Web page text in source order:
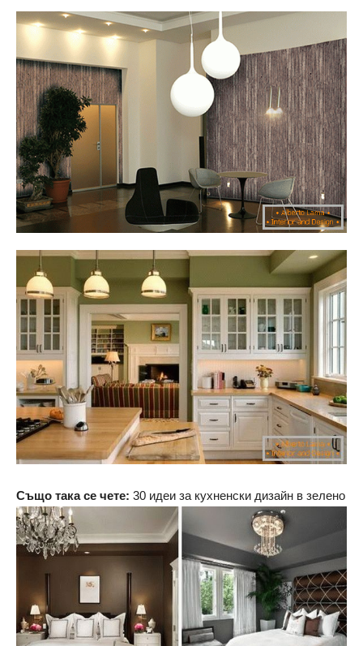
Също така се чете: 30 идеи за кухненски дизайн в зелено